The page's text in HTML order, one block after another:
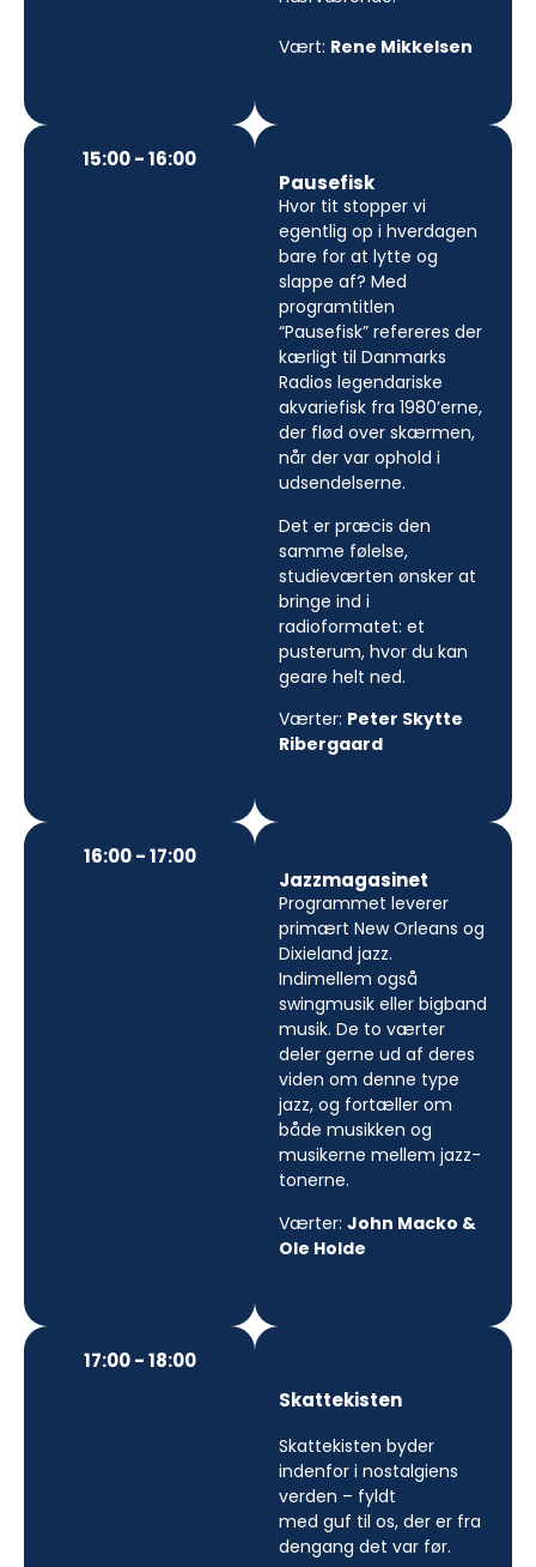
Vært: Rene Mikkelsen
15:00 - 16:00
Pausefisk
Hvor tit stopper vi
egentlig op i hverdagen
bare for at lytte og
slappe af? Med
programtitlen
“Pausefisk” refereres der
kærligt til Danmarks
Radios legendariske
akvariefisk fra 1980’erne,
der flød over skærmen,
når der var ophold i
udsendelserne.
Det er præcis den
samme følelse,
studieværten ønsker at
bringe ind i
radioformatet: et
pusterum, hvor du kan
geare helt ned.
Værter: Peter Skytte
Ribergaard
16:00 - 17:00
Jazzmagasinet
Programmet leverer
primært New Orleans og
Dixieland jazz.
Indimellem også
swingmusik eller bigband
musik. De to værter
deler gerne ud af deres
viden om denne type
jazz, og fortæller om
både musikken og
musikerne mellem jazz-
tonerne.
Værter:John Macko &
Ole Holde
17:00 - 18:00
Skattekisten
Skattekisten byder
indenfor i nostalgiens
verden – fyldt
med guf til os, der er fra
dengang det var før.